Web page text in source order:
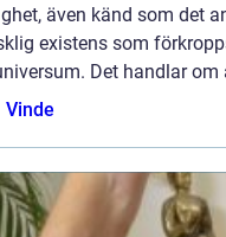
även känd som det
existens som
Det handlar om
Vinde